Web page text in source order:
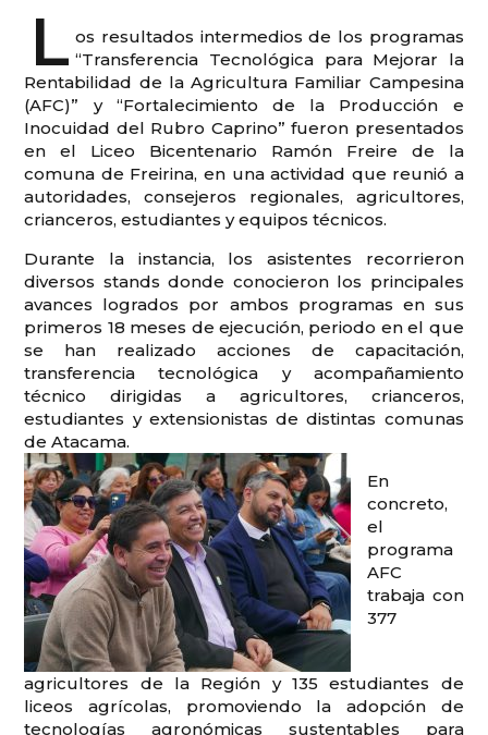
L os resultados intermedios de los programas
“Transferencia Tecnológica para Mejorar la
Rentabilidad de la Agricultura Familiar Campesina
(AFC)” y “Fortalecimiento de la Producción e
Inocuidad del Rubro Caprino” fueron presentados
en el Liceo Bicentenario Ramón Freire de la
comuna de Freirina, en una actividad que reunió a
autoridades, consejeros regionales, agricultores,
crianceros, estudiantes y equipos técnicos.
Durante la instancia, los asistentes recorrieron
diversos stands donde conocieron los principales
avances logrados por ambos programas en sus
primeros 18 meses de ejecución, periodo en el que
se han realizado acciones de capacitación,
transferencia tecnológica y acompañamiento
técnico dirigidas a agricultores, crianceros,
estudiantes y extensionistas de distintas comunas
de Atacama.
En
concreto,
el
programa
AFC
trabaja con
377
agricultores de la Región y 135 estudiantes de
liceos agrícolas, promoviendo la adopción de
tecnologías agronómicas sustentables para